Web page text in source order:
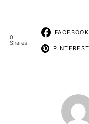
0
Shares
FACEBOOK
PINTEREST